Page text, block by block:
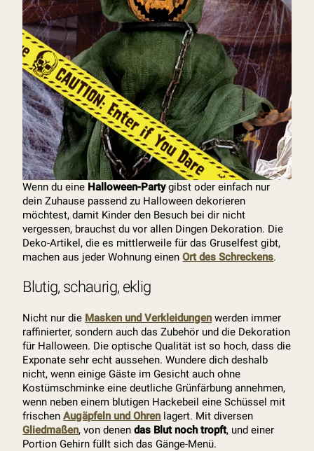
Wenn du eine Halloween-Partygibst oder einfach nur
dein Zuhause passend zu Halloween dekorieren
möchtest, damit Kinder den Besuch bei dir nicht
vergessen, brauchst du vor allen Dingen Dekoration. Die
Deko-Artikel, die es mittlerweile für das Gruselfest gibt,
machen aus jeder Wohnung einenOrt des Schreckens.
Blutig, schaurig, eklig
Nicht nur die Masken und Verkleidungen werden immer
raffinierter, sondern auch das Zubehör und die Dekoration
für Halloween. Die optische Qualität ist so hoch, dass die
Exponate sehr echt aussehen. Wundere dich deshalb
nicht, wenn einige Gäste im Gesicht auch ohne
Kostümschminke eine deutliche Grünfärbung annehmen,
wenn neben einem blutigen Hackebeil eine Schüssel mit
frischenAugäpfeln und Ohren lagert. Mit diversen
Gliedmaßen, von denendas Blut noch tropft, und einer
Portion Gehirn füllt sich das Gänge-Menü.